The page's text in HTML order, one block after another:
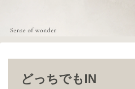
どっちでもIN